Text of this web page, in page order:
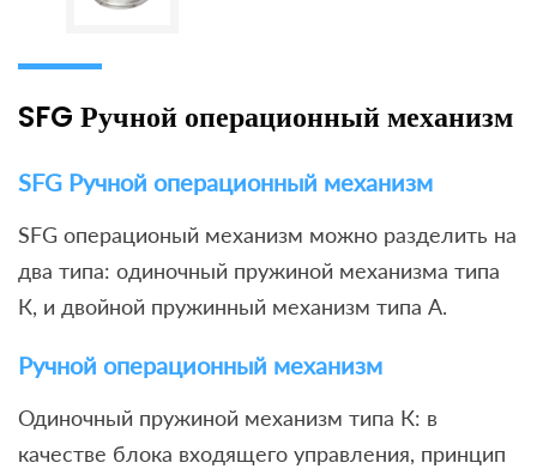
SFG Ручной операционный механизм
SFG Ручной операционный механизм
SFG операционый механизм можно разделить на
два типа: одиночный пружиной механизма типа
К, и двойной пружинный механизм типа А.
Ручной операционный механизм
Одиночный пружиной механизм типа К: в
качестве блока входящего управления, принцип